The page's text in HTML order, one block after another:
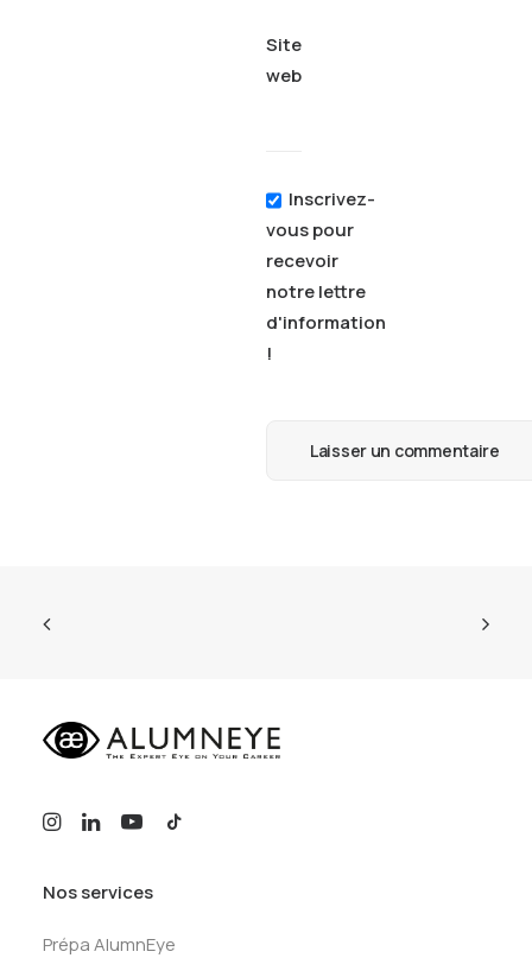
Site
web
Inscrivez-
vous pour
recevoir
notre lettre
d'information
!
Nos services
Prépa AlumnEye